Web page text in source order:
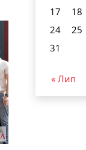
17
18
24
25
31
« Лип